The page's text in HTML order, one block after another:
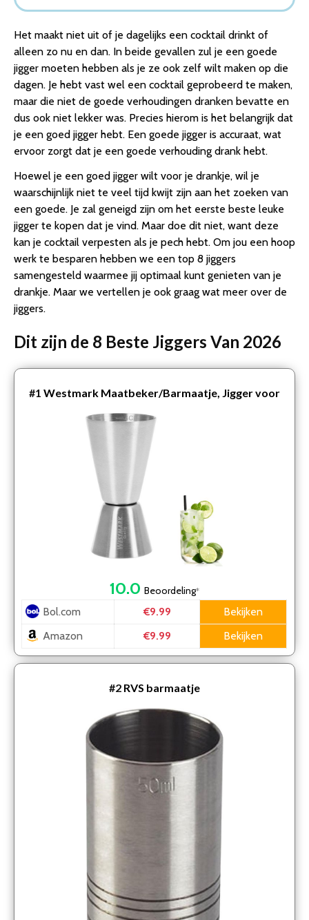
7. Point-Virgule – Jigger – Cocktailshaker – Dubbel
8. ESTARK® – Maatbeker Cocktail – 30ml – Barmaatje –
Drankmaatje – RVS Barmaat – RVS – Cocktail Maatje…
Conclusie
Het maakt niet uit of je dagelijks een cocktail drinkt of
alleen zo nu en dan. In beide gevallen zul je een goede
jigger moeten hebben als je ze ook zelf wilt maken op die
dagen. Je hebt vast wel een cocktail geprobeerd te maken,
maar die niet de goede verhoudingen dranken bevatte en
dus ook niet lekker was. Precies hierom is het belangrijk dat
je een goed jigger hebt. Een goede jigger is accuraat, wat
ervoor zorgt dat je een goede verhouding drank hebt.
Hoewel je een goed jigger wilt voor je drankje, wil je
waarschijnlijk niet te veel tijd kwijt zijn aan het zoeken van
een goede. Je zal geneigd zijn om het eerste beste leuke
jigger te kopen dat je vind. Maar doe dit niet, want deze
kan je cocktail verpesten als je pech hebt. Om jou een hoop
werk te besparen hebben we een top 8 jiggers
samengesteld waarmee jij optimaal kunt genieten van je
drankje. Maar we vertellen je ook graag wat meer over de
jiggers.
Dit zijn de 8 Beste Jiggers Van 2026
#1 Westmark Maatbeker/Barmaatje, Jigger voor
Cocktails – 2 Maateenheden: 2/4 cl – RVS
10.0 Beoordeling*
Bol.com €9.99
Bekijken
Amazon
€9.99 Bekijken
#2 RVS barmaatje